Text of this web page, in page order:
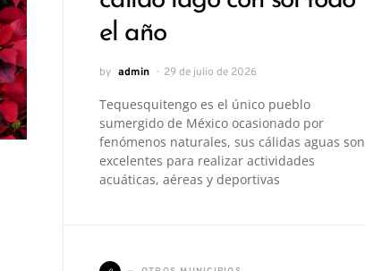
el año
by admin 29 de julio de 2026
Tequesquitengo es el único pueblo
sumergido de México ocasionado por
fenómenos naturales, sus cálidas aguas son
excelentes para realizar actividades
acuáticas, aéreas y deportivas